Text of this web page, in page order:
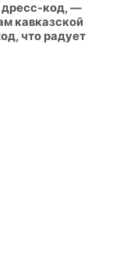
дресс-код, —
кавказской
что радует